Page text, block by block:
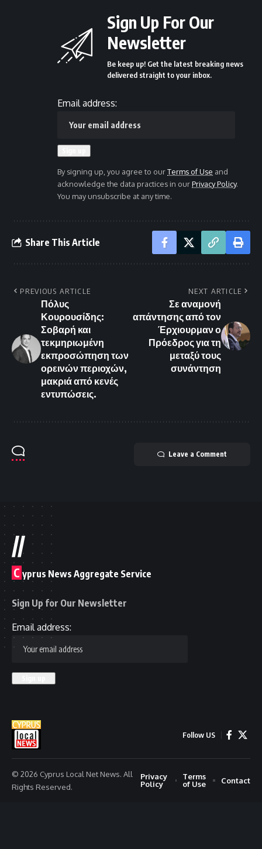
Sign Up For Our
Newsletter
Be keep up! Get the latest breaking news
delivered straight to your inbox.
Email address:
By signing up, you agree to ourTerms of Use and
acknowledge the data practices in ourPrivacy Policy.
You may unsubscribe at any time.
Share This Article
PREVIOUS ARTICLE
Πόλυς
Κουρουσίδης:
Σοβαρή και
τεκμηριωμένη
εκπροσώπηση των
ορεινών περιοχών,
μακριά από κενές
εντυπώσεις.
NEXT ARTICLE
Σε αναμονή
απάντησης από τον
Έρχιουρμαν ο
Πρόεδρος για τη
μεταξύ τους
συνάντηση
Leave a Comment
//
C yprus News Aggregate Service
Sign Up for Our Newsletter
Email address:
Follow US
© 2026 Cyprus Local Net News. All
Rights Reserved.
Privacy
Policy
Terms
of Use
Contact